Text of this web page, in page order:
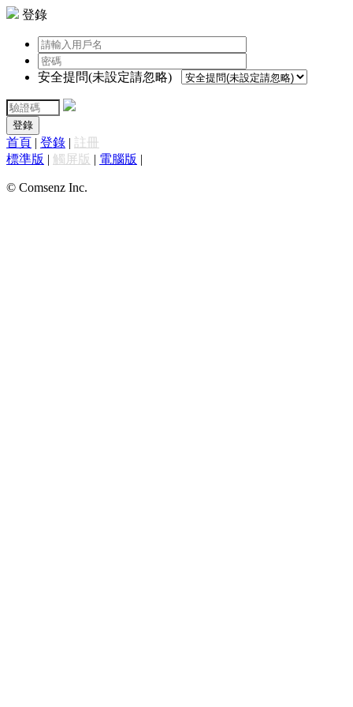
登錄
安全提問(未設定請忽略)
登錄
首頁 | 登錄 | 註冊
標準版 | 觸屏版 | 電腦版 |
© Comsenz Inc.